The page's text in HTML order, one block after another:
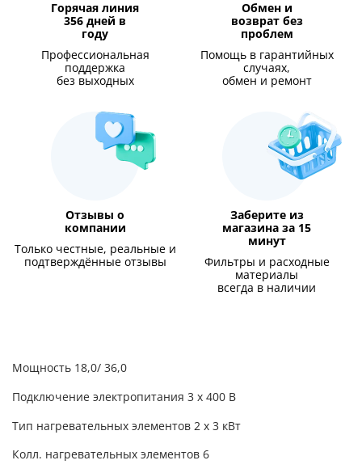
Горячая линия
356 дней в
году
Профессиональная
поддержка
без выходных
Обмен и
возврат без
проблем
Помощь в гарантийных
случаях,
обмен и ремонт
Отзывы о
компании
Только честные, реальные и
подтверждённые отзывы
Заберите из
магазина за 15
минут
Фильтры и расходные
материалы
всегда в наличии
Мощность 18,0/ 36,0
Подключение электропитания 3 x 400 B
Тип нагревательных элементов 2 x 3 кВт
Колл. нагревательных элементов 6